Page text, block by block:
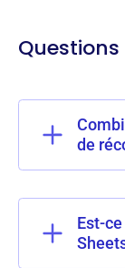
de
Est-